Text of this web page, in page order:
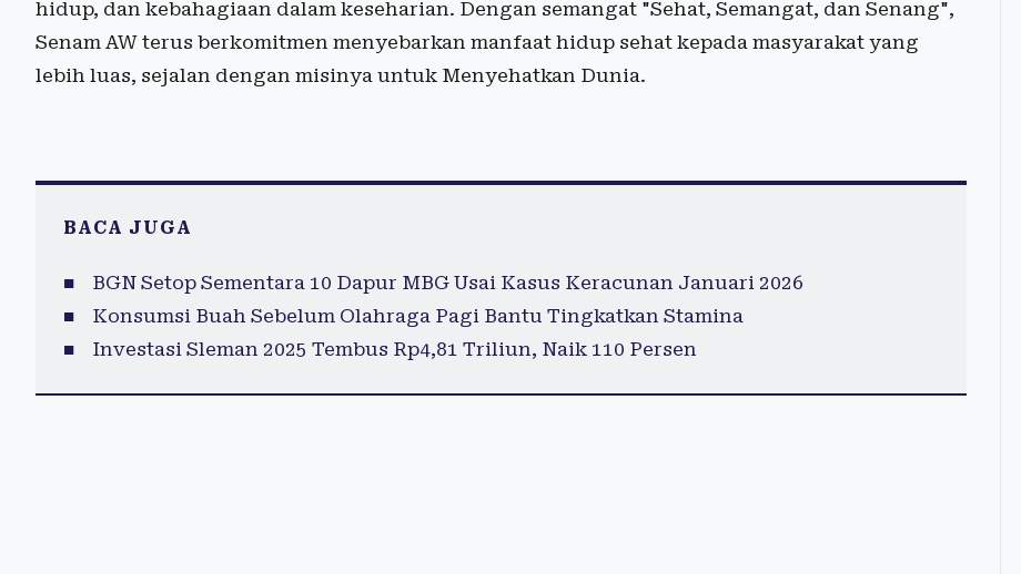
hidup, dan kebahagiaan dalam keseharian. Dengan semangat "Sehat, Semangat, dan Senang",
Senam AW terus berkomitmen menyebarkan manfaat hidup sehat kepada masyarakat yang
lebih luas, sejalan dengan misinya untuk Menyehatkan Dunia.
BACA JUGA
BGN Setop Sementara 10 Dapur MBG Usai Kasus Keracunan Januari 2026
Konsumsi Buah Sebelum Olahraga Pagi Bantu Tingkatkan Stamina
Investasi Sleman 2025 Tembus Rp4,81 Triliun, Naik 110 Persen